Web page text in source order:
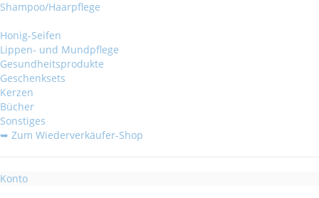
Shampoo/Haarpflege
Honig-Seifen
Lippen- und Mundpflege
Gesundheitsprodukte
Geschenksets
Kerzen
Bücher
Sonstiges
➥ Zum Wiederverkäufer-Shop
Konto